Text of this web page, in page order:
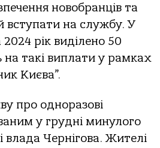
новобранців та
вступати на службу. У
рік виділено 50
на такі виплати у рамках
Києва”.
про одноразові
у грудні минулого
влада Чернігова. Жителі